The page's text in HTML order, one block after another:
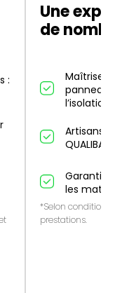
:
Une
de
Maîtrise
Artisans
QUALIBAT
Garantie
les
*Selon conditions
prestations.